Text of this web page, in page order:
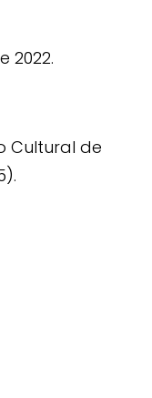
2022.
Cultural de